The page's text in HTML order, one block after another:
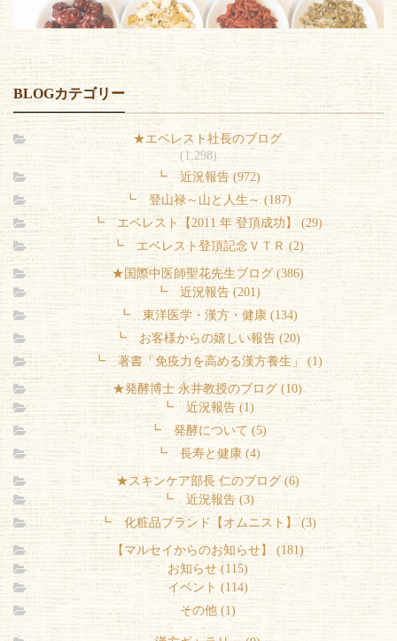
BLOGカテゴリー
★エベレスト社長のブログ
(1,298)
┗ 近況報告 (972)
┗ 登山禄～山と人生～ (187)
┗ エベレスト【2011 年 登頂成功】 (29)
┗ エベレスト登頂記念ＶＴＲ (2)
★国際中医師聖花先生ブログ (386)
┗ 近況報告 (201)
┗ 東洋医学・漢方・健康 (134)
┗ お客様からの嬉しい報告 (20)
┗ 著書「免疫力を高める漢方養生」 (1)
★発酵博士 永井教授のブログ (10)
┗ 近況報告 (1)
┗ 発酵について (5)
┗ 長寿と健康 (4)
★スキンケア部長 仁のブログ (6)
┗ 近況報告 (3)
┗ 化粧品ブランド【オムニスト】 (3)
【マルセイからのお知らせ】 (181)
お知らせ (115)
イベント (114)
その他 (1)